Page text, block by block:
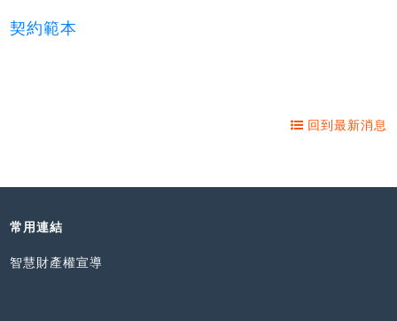
契約範本
回到最新消息
常用連結
智慧財產權宣導